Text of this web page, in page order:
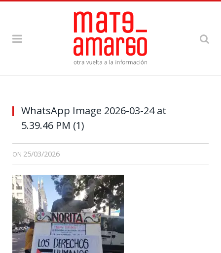
WhatsApp Image 2026-03-24 at
5.39.46 PM (1)
ON 25/03/2026